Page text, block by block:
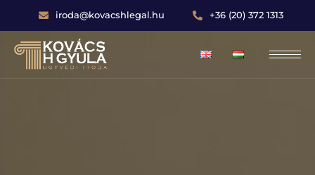
iroda@kovacshlegal.hu +36 (20) 372 1313